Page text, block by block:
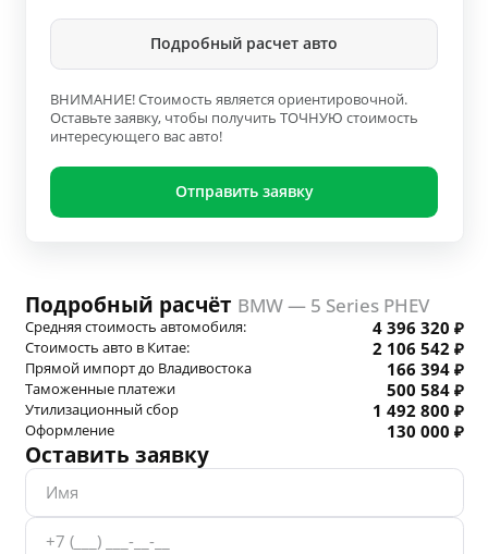
Подробный расчет авто
ВНИМАНИЕ! Стоимость является ориентировочной.
Оставьте заявку, чтобы получить ТОЧНУЮ стоимость
интересующего вас авто!
Отправить заявку
Подробный расчёт BMW — 5 Series PHEV
Средняя стоимость автомобиля: 4 396 320 ₽
Стоимость авто в Китае: 2 106 542 ₽
Прямой импорт до Владивостока 166 394 ₽
Таможенные платежи 500 584 ₽
Утилизационный сбор 1 492 800 ₽
Оформление 130 000 ₽
Оставить заявку